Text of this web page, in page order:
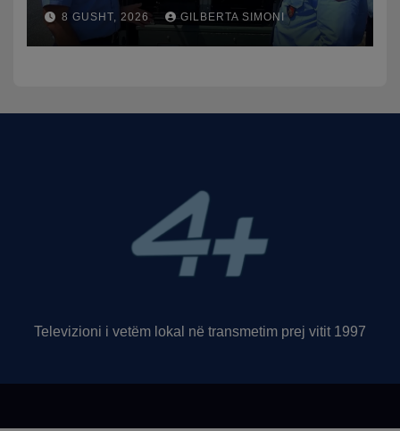
publikon videon: Kamerat e
trafikut së shpejti në
funksion
8 GUSHT, 2026 GILBERTA SIMONI
Televizioni i vetëm lokal në transmetim prej vitit 1997